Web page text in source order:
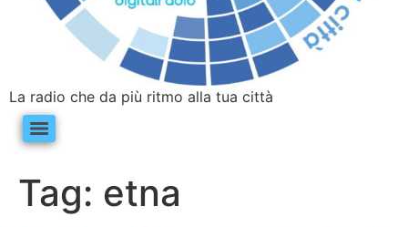
La radio che da più ritmo alla tua città
Tag: etna